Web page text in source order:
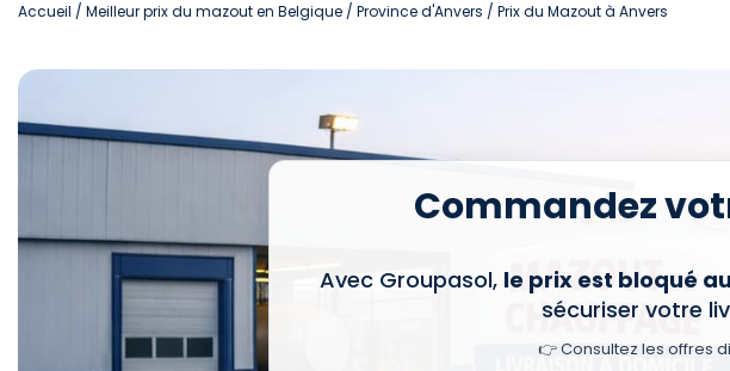
Accueil / Meilleur prix du mazout en Belgique / Province d'Anvers / Prix du Mazout à Anvers
Commandez
Avec Groupasol, le prix est bloqué
sécuriser votre
👉 Consultez les offres